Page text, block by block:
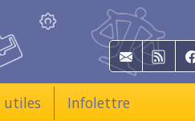
E-mail RSS
utiles Infolettre